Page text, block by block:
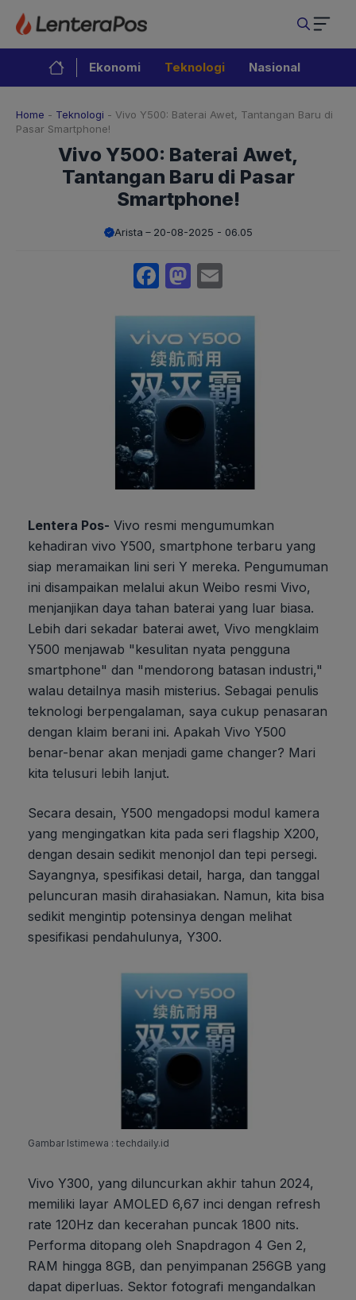
Langsung
isi
Ekonomi Teknologi Nasional
Home - Teknologi - Vivo Y500: Baterai Awet, Tantangan Baru di
Pasar Smartphone!
Vivo Y500: Baterai Awet,
Tantangan Baru di Pasar
Smartphone!
Arista 20-08-2025 - 06.05
Facebook
Mastodon
Lentera Pos- Vivo resmi mengumumkan
kehadiran vivo Y500, smartphone terbaru yang
siap meramaikan lini seri Y mereka. Pengumuman
ini disampaikan melalui akun Weibo resmi Vivo,
menjanjikan daya tahan baterai yang luar biasa.
Lebih dari sekadar baterai awet, Vivo mengklaim
Y500 menjawab "kesulitan nyata pengguna
smartphone" dan "mendorong batasan industri,"
walau detailnya masih misterius. Sebagai penulis
teknologi berpengalaman, saya cukup penasaran
dengan klaim berani ini. Apakah Vivo Y500
benar-benar akan menjadi game changer? Mari
kita telusuri lebih lanjut.
Secara desain, Y500 mengadopsi modul kamera
yang mengingatkan kita pada seri flagship X200,
dengan desain sedikit menonjol dan tepi persegi.
Sayangnya, spesifikasi detail, harga, dan tanggal
peluncuran masih dirahasiakan. Namun, kita bisa
sedikit mengintip potensinya dengan melihat
spesifikasi pendahulunya, Y300.
Gambar Istimewa : techdaily.id
Vivo Y300, yang diluncurkan akhir tahun 2024,
memiliki layar AMOLED 6,67 inci dengan refresh
rate 120Hz dan kecerahan puncak 1800 nits.
Performa ditopang oleh Snapdragon 4 Gen 2,
RAM hingga 8GB, dan penyimpanan 256GB yang
dapat diperluas. Sektor fotografi mengandalkan